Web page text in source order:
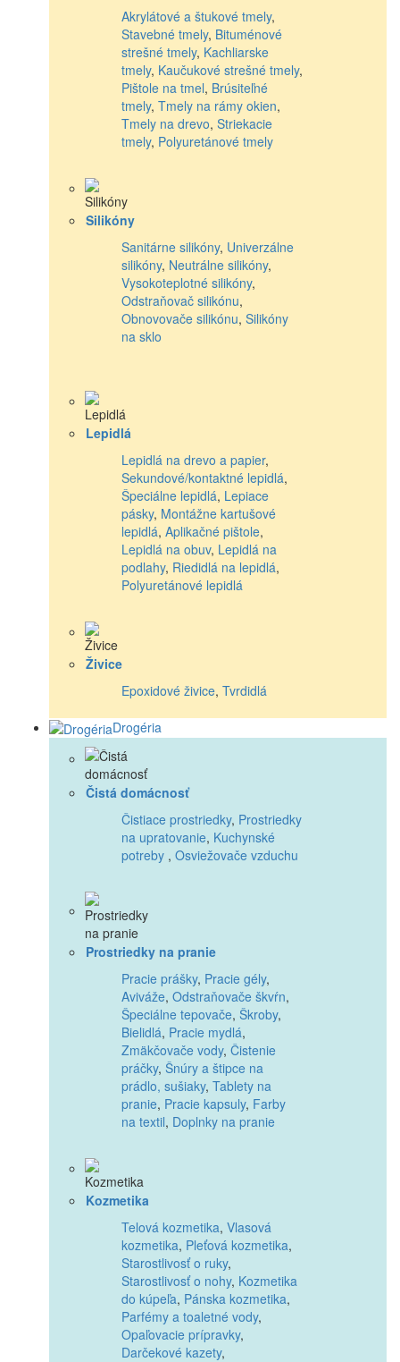
Akrylátové a štukové tmely,
Stavebné tmely, Bituménové
strešné tmely, Kachliarske
tmely, Kaučukové strešné tmely,
Pištole na tmel, Brúsiteľné
tmely, Tmely na rámy okien,
Tmely na drevo, Striekacie
tmely, Polyuretánové tmely
Silikóny
Sanitárne silikóny, Univerzálne
silikóny, Neutrálne silikóny,
Vysokoteplotné silikóny,
Odstraňovač silikónu,
Obnovovače silikónu, Silikóny
na sklo
Lepidlá
Lepidlá na drevo a papier,
Sekundové/kontaktné lepidlá,
Špeciálne lepidlá, Lepiace
pásky, Montážne kartušové
lepidlá, Aplikačné pištole,
Lepidlá na obuv, Lepidlá na
podlahy, Riedidlá na lepidlá,
Polyuretánové lepidlá
Živice
Epoxidové živice, Tvrdidlá
Drogéria
Čistá domácnosť
Čistiace prostriedky, Prostriedky
na upratovanie, Kuchynské
potreby , Osviežovače vzduchu
Prostriedky na pranie
Pracie prášky, Pracie gély,
Aviváže, Odstraňovače škvŕn,
Špeciálne tepovače, Škroby,
Bielidlá, Pracie mydlá,
Zmäkčovače vody, Čistenie
práčky, Šnúry a štipce na
prádlo, sušiaky, Tablety na
pranie, Pracie kapsuly, Farby
na textil, Doplnky na pranie
Kozmetika
Telová kozmetika, Vlasová
kozmetika, Pleťová kozmetika,
Starostlivosť o ruky,
Starostlivosť o nohy, Kozmetika
do kúpeľa, Pánska kozmetika,
Parfémy a toaletné vody,
Opaľovacie prípravky,
Darčekové kazety,